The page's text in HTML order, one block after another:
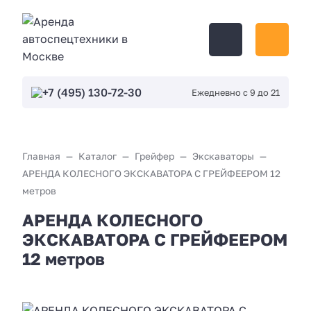
+7 (495) 130-72-30 Ежедневно с 9 до 21
Главная Каталог Грейфер
Экскаваторы
АРЕНДА КОЛЕСНОГО ЭКСКАВАТОРА С ГРЕЙФЕЕРОМ 12
метров
АРЕНДА КОЛЕСНОГО
ЭКСКАВАТОРА С ГРЕЙФЕЕРОМ
12 метров